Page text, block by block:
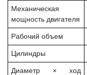
Механическая
мощность двигателя
Рабочий объем
Цилиндры
Диаметр × ход